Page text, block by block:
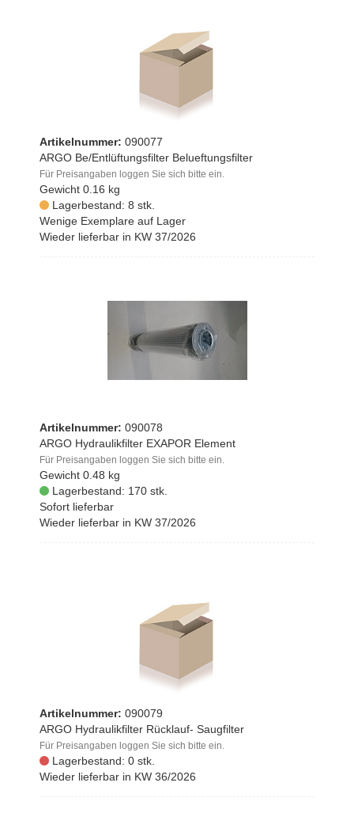
Artikelnummer: 090077
ARGO Be/Entlüftungsfilter Belueftungsfilter
Für Preisangaben loggen Sie sich bitte ein.
Gewicht 0.16 kg
Lagerbestand: 8 stk.
Wenige Exemplare auf Lager
Wieder lieferbar in KW 37/2026
Artikelnummer: 090078
ARGO Hydraulikfilter EXAPOR Element
Für Preisangaben loggen Sie sich bitte ein.
Gewicht 0.48 kg
Lagerbestand: 170 stk.
Sofort lieferbar
Wieder lieferbar in KW 37/2026
Artikelnummer: 090079
ARGO Hydraulikfilter Rücklauf- Saugfilter
Für Preisangaben loggen Sie sich bitte ein.
Lagerbestand: 0 stk.
Wieder lieferbar in KW 36/2026